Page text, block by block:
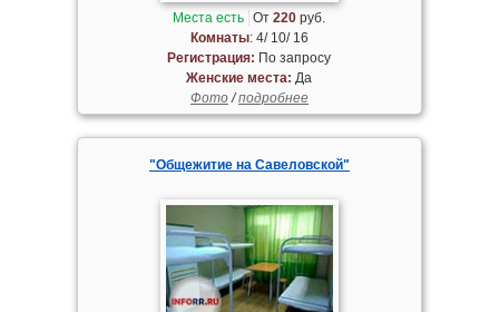
Места есть От220 руб.
Комнаты: 4/ 10/ 16
Регистрация: По запросу
Женские места: Да
Фото/подробнее
"Общежитие на Савеловской"